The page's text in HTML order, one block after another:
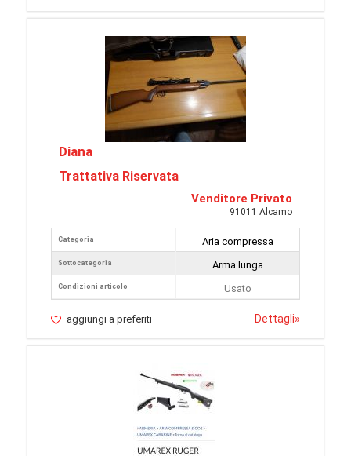
Diana
Trattativa Riservata
Venditore Privato
91011 Alcamo
Categoria
Sottocategoria
Condizioni articolo
Aria compressa
Arma lunga
Usato
aggiungi a preferiti Dettagli»